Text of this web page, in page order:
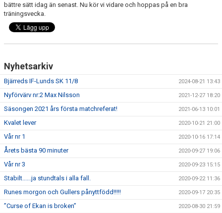
bättre sätt idag än senast. Nu kör vi vidare och hoppas på en bra
träningsvecka.
Nyhetsarkiv
Bjärreds IF-Lunds SK 11/8 2024-08-21 13:43
Nyförvärv nr:2 Max Nilsson 2021-12-27 18:20
Säsongen 2021 års första matchreferat! 2021-06-13 10:01
Kvalet lever 2020-10-21 21:00
Vår nr 1 2020-10-16 17:14
Årets bästa 90 minuter 2020-09-27 19:06
Vår nr 3 2020-09-23 15:15
Stabilt......ja stundtals i alla fall. 2020-09-22 11:36
Runes morgon och Gullers pånyttfödd!!!!! 2020-09-17 20:35
”Curse of Ekan is broken” 2020-08-30 21:59